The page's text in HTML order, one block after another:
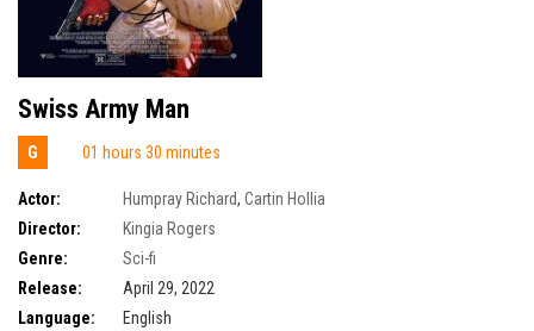
Swiss Army Man
G 01 hours 30 minutes
Actor: Humpray Richard, Cartin Hollia
Director:
Kingia Rogers
Genre:
Sci-fi
Release:
April 29, 2022
Language:
English